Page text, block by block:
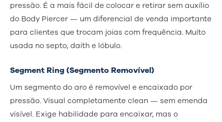
pressão. É a mais fácil de colocar e retirar sem auxílio
do Body Piercer — um diferencial de venda importante
para clientes que trocam joias com frequência. Muito
usada no septo, daith e lóbulo.
Segment Ring (Segmento Removível)
Um segmento do aro é removível e encaixado por
pressão. Visual completamente clean — sem emenda
visível. Exige habilidade para encaixar, mas o